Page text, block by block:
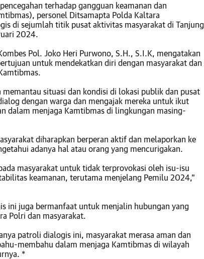
terhadap gangguan keamanan dan
personel Ditsamapta Polda Kaltara
di sejumlah titik pusat aktivitas masyarakat di Tanjung
2024.
Pol. Joko Heri Purwono, S.H., S.I.K, mengatakan
untuk mendekatkan diri dengan masyarakat dan
memantau situasi dan kondisi di lokasi publik dan pusat
dengan warga dan mengajak mereka untuk ikut
dalam menjaga Kamtibmas di lingkungan masing-
diharapkan berperan aktif dan melaporkan ke
adanya hal atau orang yang mencurigakan.
masyarakat untuk tidak terprovokasi oleh isu-isu
keamanan, terutama menjelang Pemilu 2024,”
ini juga bermanfaat untuk menjalin hubungan yang
Polri dan masyarakat.
patroli dialogis ini, masyarakat merasa aman dan
membahu dalam menjaga Kamtibmas di wilayah
*